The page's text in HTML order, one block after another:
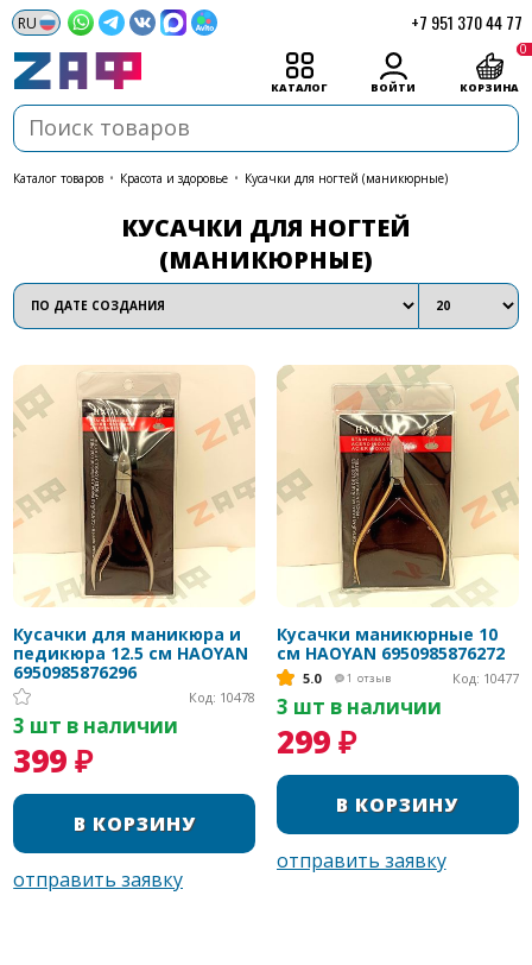
+7 951 370 44 77
КАТАЛОГ ВОЙТИ КОРЗИНА
0
каталог товаров • Красота и здоровье • Кусачки для ногтей (маникюрные)
КУСАЧКИ ДЛЯ НОГТЕЙ
(МАНИКЮРНЫЕ)
Кусачки для маникюра и
педикюра 12.5 см HAOYAN
6950985876296
Код: 10478
3 шт в наличии
399 ₽
Кусачки маникюрные 10
см HAOYAN 6950985876272
5.0 1 отзыв Код: 10477
3 шт в наличии
299 ₽